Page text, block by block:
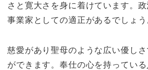
さと寛大さを身に着けています。政
事業家としての適正があるでしょう
慈愛があり聖母のような広い優し
ができます。奉仕の心を持ってい